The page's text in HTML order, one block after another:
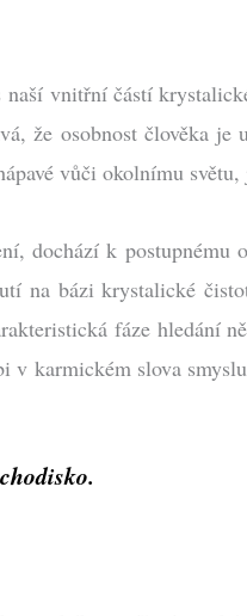
vnitřní částí
že osobnost člověka
vůči okolnímu
dochází k
na bázi krystalické
fáze hledání
v karmickém slova